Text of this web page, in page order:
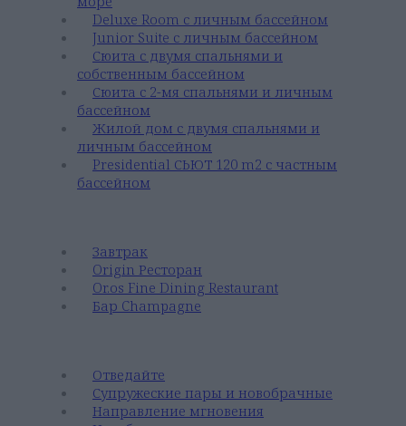
Deluxe Room с личным бассейном
Junior Suite с личным бассейном
Сюита с двумя спальнями и
собственным бассейном
Сюита с 2-мя спальнями и личным
бассейном
Жилой дом с двумя спальнями и
личным бассейном
Presidential СЬЮТ 120 m2 с частным
бассейном
Завтрак
Origin Ресторан
Or.os Fine Dining Restaurant
Бар Champagne
Отведайте
Супружеские пары и новобрачные
Направление мгновения